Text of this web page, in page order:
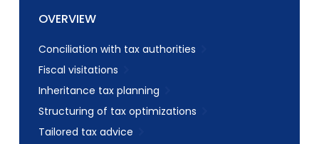
OVERVIEW
Conciliation with tax authorities
Fiscal visitations
Inheritance tax planning
Structuring of tax optimizations
Tailored tax advice